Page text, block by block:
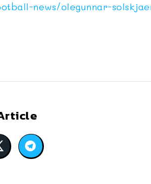
news/olegunnar-